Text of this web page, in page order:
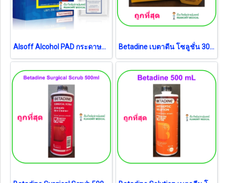
Alsoff Alcohol PAD กระดาษชุบเอทิลแอลกอฮอล์ 70% (exp 03-2028) Betadine เบตาดีน โซลูชั่น 30 ml (exp 02-2031) (1 ขวด)